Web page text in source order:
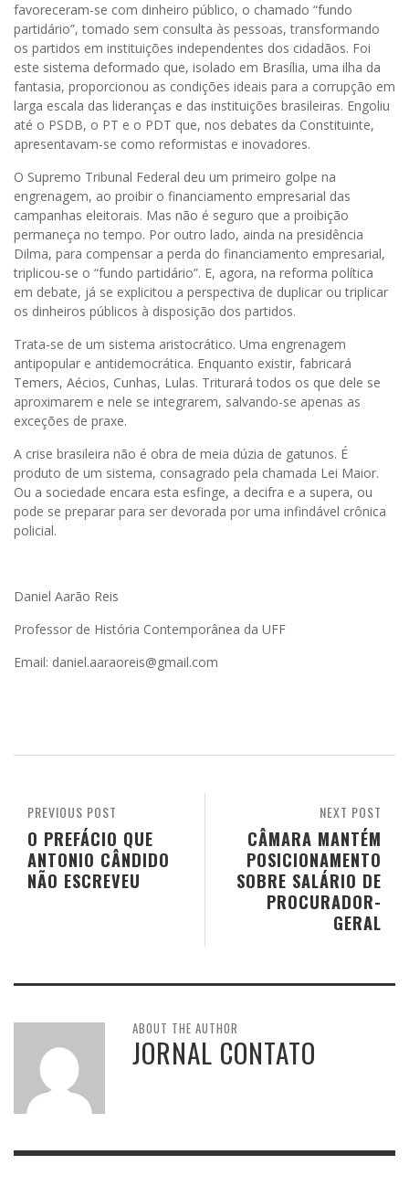
favoreceram-se com dinheiro público, o chamado “fundo
partidário”, tomado sem consulta às pessoas, transformando
os partidos em instituições independentes dos cidadãos. Foi
este sistema deformado que, isolado em Brasília, uma ilha da
fantasia, proporcionou as condições ideais para a corrupção em
larga escala das lideranças e das instituições brasileiras. Engoliu
até o PSDB, o PT e o PDT que, nos debates da Constituinte,
apresentavam-se como reformistas e inovadores.
O Supremo Tribunal Federal deu um primeiro golpe na
engrenagem, ao proibir o financiamento empresarial das
campanhas eleitorais. Mas não é seguro que a proibição
permaneça no tempo. Por outro lado, ainda na presidência
Dilma, para compensar a perda do financiamento empresarial,
triplicou-se o “fundo partidário”. E, agora, na reforma política
em debate, já se explicitou a perspectiva de duplicar ou triplicar
os dinheiros públicos à disposição dos partidos.
Trata-se de um sistema aristocrático. Uma engrenagem
antipopular e antidemocrática. Enquanto existir, fabricará
Temers, Aécios, Cunhas, Lulas. Triturará todos os que dele se
aproximarem e nele se integrarem, salvando-se apenas as
exceções de praxe.
A crise brasileira não é obra de meia dúzia de gatunos. É
produto de um sistema, consagrado pela chamada Lei Maior.
Ou a sociedade encara esta esfinge, a decifra e a supera, ou
pode se preparar para ser devorada por uma infindável crônica
policial.
Daniel Aarão Reis
Professor de História Contemporânea da UFF
Email: daniel.aaraoreis@gmail.com
NEXT POST
CÂMARA MANTÉM
POSICIONAMENTO
SOBRE SALÁRIO DE
PROCURADOR-
GERAL
PREVIOUS POST
O PREFÁCIO QUE
ANTONIO CÂNDIDO
NÃO ESCREVEU
ABOUT THE AUTHOR
JORNAL CONTATO